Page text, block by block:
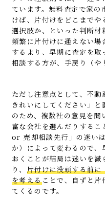
ています。無料査定で家
けば、片付けをどこまで
選択肢か、といった判断材
頻繁に片付けに通えない
するより、早期に査定を取
相談する方が、手戻り（や
ただし注意点として、不
きれいにしてください」
のため、複数社の意見を
富な会社を選んだりする
or 売却相談先行」の迷い
か）によって変わるので
おくことが結局は迷いを減
り、 片付けに没頭する前
を考えることで、自ずと片
てくるのです。